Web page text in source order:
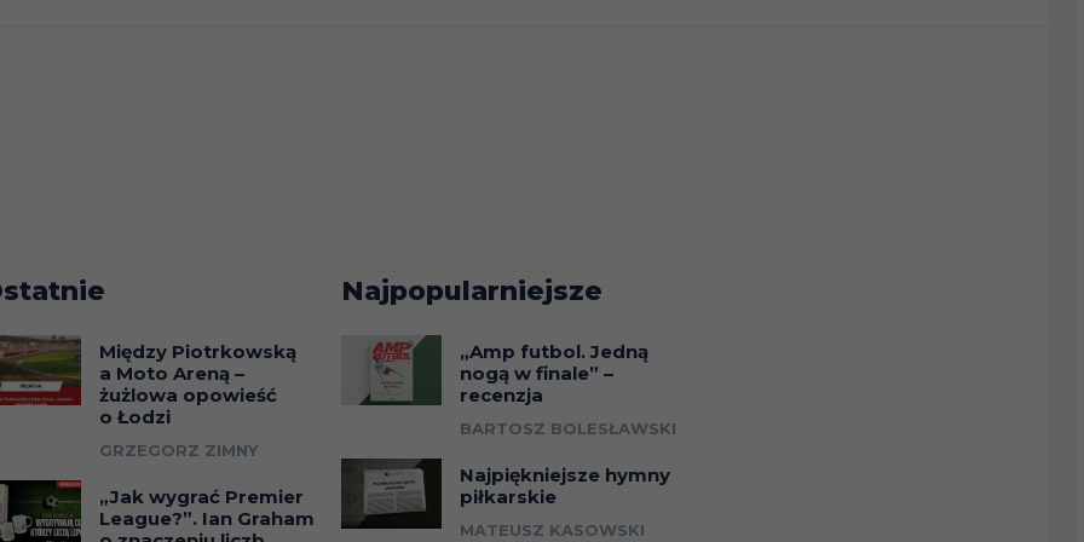
Między Piotrkowską
a Moto Areną –
żużlowa opowieść
o Łodzi
GRZEGORZ ZIMNY
„Jak wygrać Premier
League?”. Ian Graham
Najpopularniejsze
„Amp futbol. Jedną
nogą w finale” –
recenzja
BARTOSZ BOLESŁAWSKI
Najpiękniejsze hymny
piłkarskie
MATEUSZ KASOWSKI